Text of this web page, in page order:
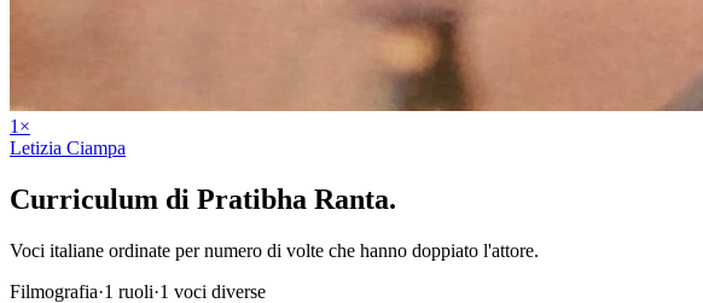
1 ×
Letizia Ciampa
Curriculum di Pratibha Ranta.
Voci italiane ordinate per numero di volte che hanno doppiato l'attore.
Filmografia·1 ruoli·1 voci diverse